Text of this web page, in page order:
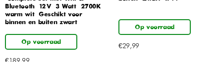
Bluetooth – 12V – 3 Watt – 2700K
warm wit – Geschikt voor
binnen en buiten zwart
Op voorraad
Op voorraad
€29,99